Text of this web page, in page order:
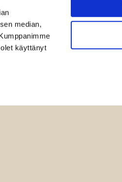
median,
käyttänyt